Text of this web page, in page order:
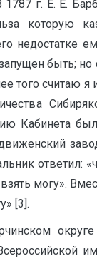
1787 г. Е. Е.
которую
недостатке
быть;
того
Кабинета
могу».
[3].